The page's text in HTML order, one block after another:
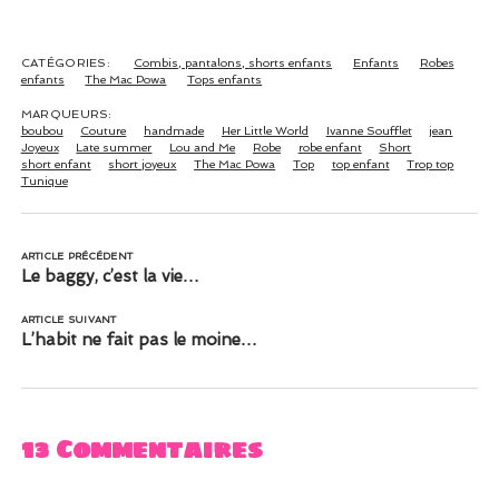
CATÉGORIES: Combis, pantalons, shorts enfants Enfants
Robes
enfants
The Mac Powa Tops enfants
MARQUEURS:
boubou
Couture handmade Her Little World Ivanne Soufflet
jean
Joyeux
Late summer Lou and Me Robe robe enfant
Short
short enfant
short joyeux The Mac Powa Top top enfant
Trop top
Tunique
ARTICLE PRÉCÉDENT
Le baggy, c’est la vie…
ARTICLE SUIVANT
L’habit ne fait pas le moine…
13 Commentaires